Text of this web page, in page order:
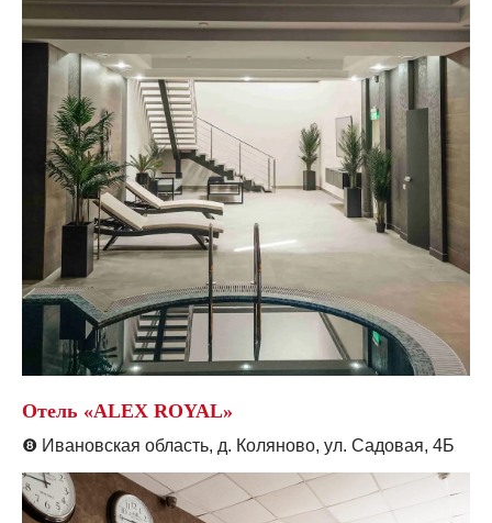
Отель «ALEX ROYAL»
❽ Ивановская область, д. Коляново, ул. Садовая, 4Б